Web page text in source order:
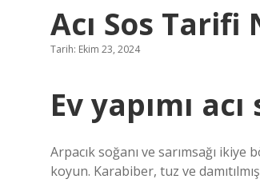
Acı Sos Tarifi
Tarih: Ekim 23, 2024
Ev yapımı
Arpacık soğanı ve sarımsağı
koyun. Karabiber, tuz ve